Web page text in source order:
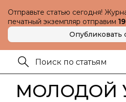
Отправьте статью сегодня!
печатный экземпляр отправим
Опубликовать
МОЛОДОЙ